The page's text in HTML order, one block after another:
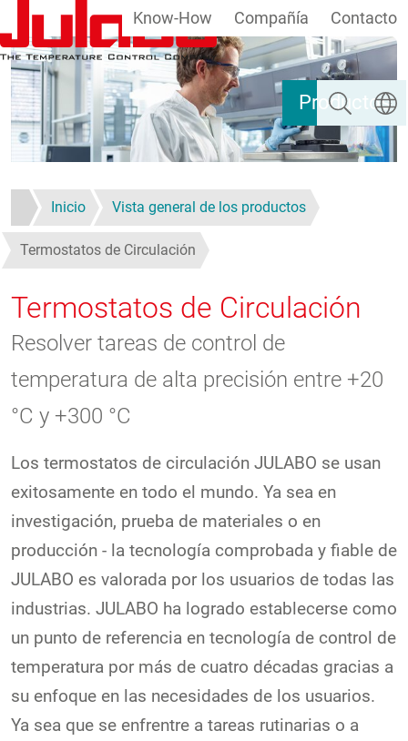
Pasar al contenido principal
Productos
Know-How Compañía Contacto
Buscar
Inicio Vista general de los productos
Termostatos de Circulación
Termostatos de Circulación
Resolver tareas de control de
temperatura de alta precisión entre +20
°C y +300 °C
Los termostatos de circulación JULABO se usan
exitosamente en todo el mundo. Ya sea en
investigación, prueba de materiales o en
producción - la tecnología comprobada y fiable de
JULABO es valorada por los usuarios de todas las
industrias. JULABO ha logrado establecerse como
un punto de referencia en tecnología de control de
temperatura por más de cuatro décadas gracias a
su enfoque en las necesidades de los usuarios.
Ya sea que se enfrentre a tareas rutinarias o a